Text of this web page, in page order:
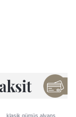
klasik gümüş alyans